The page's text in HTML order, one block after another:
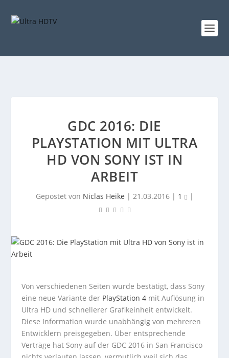
GDC 2016: DIE
PLAYSTATION MIT ULTRA
HD VON SONY IST IN
ARBEIT
Gepostet von Niclas Heike | 21.03.2016| 1 |
Von verschiedenen Seiten wurde bestätigt, dass Sony
eine neue Variante der PlayStation 4 mit Auflösung in
Ultra HD und schnellerer Grafikeinheit entwickelt.
Diese Information wurde unabhängig von mehreren
Entwicklern preisgegeben. Über entsprechende
Verträge hat Sony auf der GDC 2016 in San Francisco